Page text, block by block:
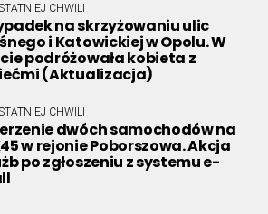
CHWILI
na skrzyżowaniu ulic
i Katowickiej w Opolu. W
podróżowała kobieta z
(Aktualizacja)
CHWILI
dwóch samochodów na
w rejonie Poborszowa. Akcja
po zgłoszeniu z systemu e-